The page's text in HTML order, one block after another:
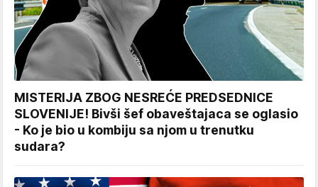
MISTERIJA ZBOG NESREĆE PREDSEDNICE
SLOVENIJE! Bivši šef obaveštajaca se oglasio
- Ko je bio u kombiju sa njom u trenutku
sudara?